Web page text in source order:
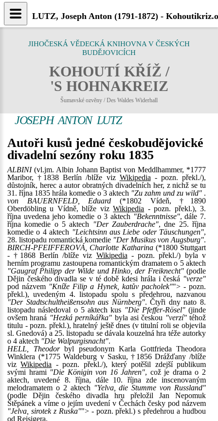
JIHOČESKÁ VĚDECKÁ KNIHOVNA V ČESKÝCH
BUDĚJOVICÍCH
KOHOUTÍ KŘÍŽ /
'S HOHNAKREIZ
Šumavské ozvěny / Des Waldes Widerhall
JOSEPH ANTON LUTZ
Autoři kusů jedné českobudějovické
divadelní sezóny roku 1835
ALBINI(vl.jm. Albin Johann Baptist von Meddlhammer, *1777
Maribor, †1838 Berlín /blíže viz Wikipedia - pozn. překl./),
důstojník, herec a autor obratných divadelních her, z nichž se tu
31. října 1835 hrála komedie o 3 aktech "Zu zahm und zu wild" .
von BAUERNFELD, Eduard (*1802 Vídeň, †1890
Oberdöbling u Vídně, blíže vizWikipedia - pozn. překl.), 3.
října uvedena jeho komedie o 3 aktech "Bekenntnisse", dále 7.
října komedie o 5 aktech
"Der Zauberdrache", dne 25. října
komedie o 4 aktech "Leichtsinn aus Liebe oder Täuschungen",
28. listopadu romantická komedie "Der Musikus von Augsburg".
BIRCH-PFEIFFEROVÁ, Charlotte Katharina(*1800 Stuttgart
- †1868 Berlín /blíže viz Wikipedia - pozn. překl./) byla v
herním programu zastoupena romantickým dramatem o 5 aktech
"Gaugraf Philipp der Wilde und Hinko, der Freiknecht"(podle
Dějin českého divadla se v té době kdesi hrála i česká "verze"
pod názvem "Kníže Filip a Hynek, katův pacholek""> - pozn.
překl.), uvedeným 4. listopadu spolu s předehrou, nazvanou
"Der Stadtschultheißensohn aus Nürnberg". Čtyři dny nato 8.
listopadu následoval o 5 aktech kus "Die Pfeffer-Rösel"(jinde
ovšem hraná "Hezká perníkářka" byla asi českou "verzí"téhož
titulu - pozn. překl.), hratelný ještě dnes (v titulní roli se objevila
sl. Gnedová) a 25. listopadu se dávala kouzelná hra téže autorky
o 4 aktech "Die Walpurgisnacht".
HELL, Theodorbyl pseudonym Karla Gottfrieda Theodora
Winklera (*1775 Waldeburg v Sasku, †1856 Drážďany /blíže
vizWikipedia - pozn. překl./), který potěšil zdejší publikum
svými hrami "Die Königin von 16 Jahren", což je drama o 2
aktech, uvedené 8. října, dále 10. října zde inscenovaným
melodramatem o 2 aktech "Yelva, die Stumme von Russland"
(podle Dějin českého divadla hru přeložil Jan Nepomuk
Štěpánek a víme o jejím uvedení v Čechách česky pod názvem
"Jelva, sirotek z Ruska""> - pozn. překl.) s předehrou a hudbou
od Reisigera.
LUTZ, Joseph Anton (1791-1872) -